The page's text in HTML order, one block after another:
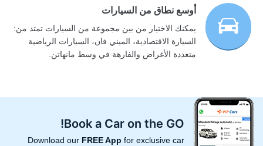
أوسع نطاق من السيارات
يمكنك الاختيار من بين مجموعة من السيارات تمتد من:
السيارة الاقتصادية، الميني فان، السيارات الرياضية
متعددة الأغراض والفارهة في وسط مانهاتن.
Book a Car on the GO!
Download our FREE App for exclusive car